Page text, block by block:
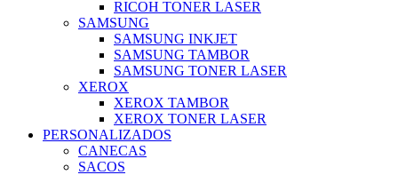
RICOH TONER LASER
SAMSUNG
SAMSUNG INKJET
SAMSUNG TAMBOR
SAMSUNG TONER LASER
XEROX
XEROX TAMBOR
XEROX TONER LASER
PERSONALIZADOS
CANECAS
SACOS